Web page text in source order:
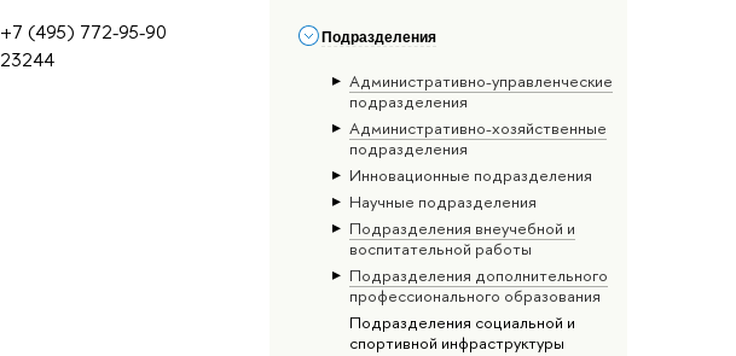
Подразделения
Административно-управленческие
подразделения
Административно-хозяйственные
подразделения
Инновационные подразделения
Научные подразделения
Подразделения внеучебной и
воспитательной работы
Подразделения дополнительного
профессионального образования
Подразделения социальной и
спортивной инфраструктуры
+7 (495) 772-95-90
23244